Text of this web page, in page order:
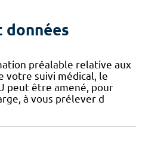
données
préalable relative aux
votre suivi médical, le
peut être amené, pour
à vous prélever d